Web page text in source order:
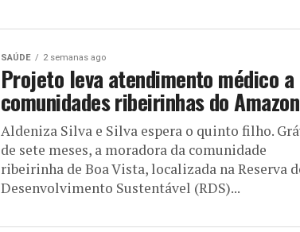
SAÚDE 2 semanas ago
Projeto leva atendimento médico a
comunidades ribeirinhas do
Aldeniza Silva e Silva espera o quinto filho.
de sete meses, a moradora da comunidade
ribeirinha de Boa Vista, localizada na Reserva
Desenvolvimento Sustentável (RDS)...